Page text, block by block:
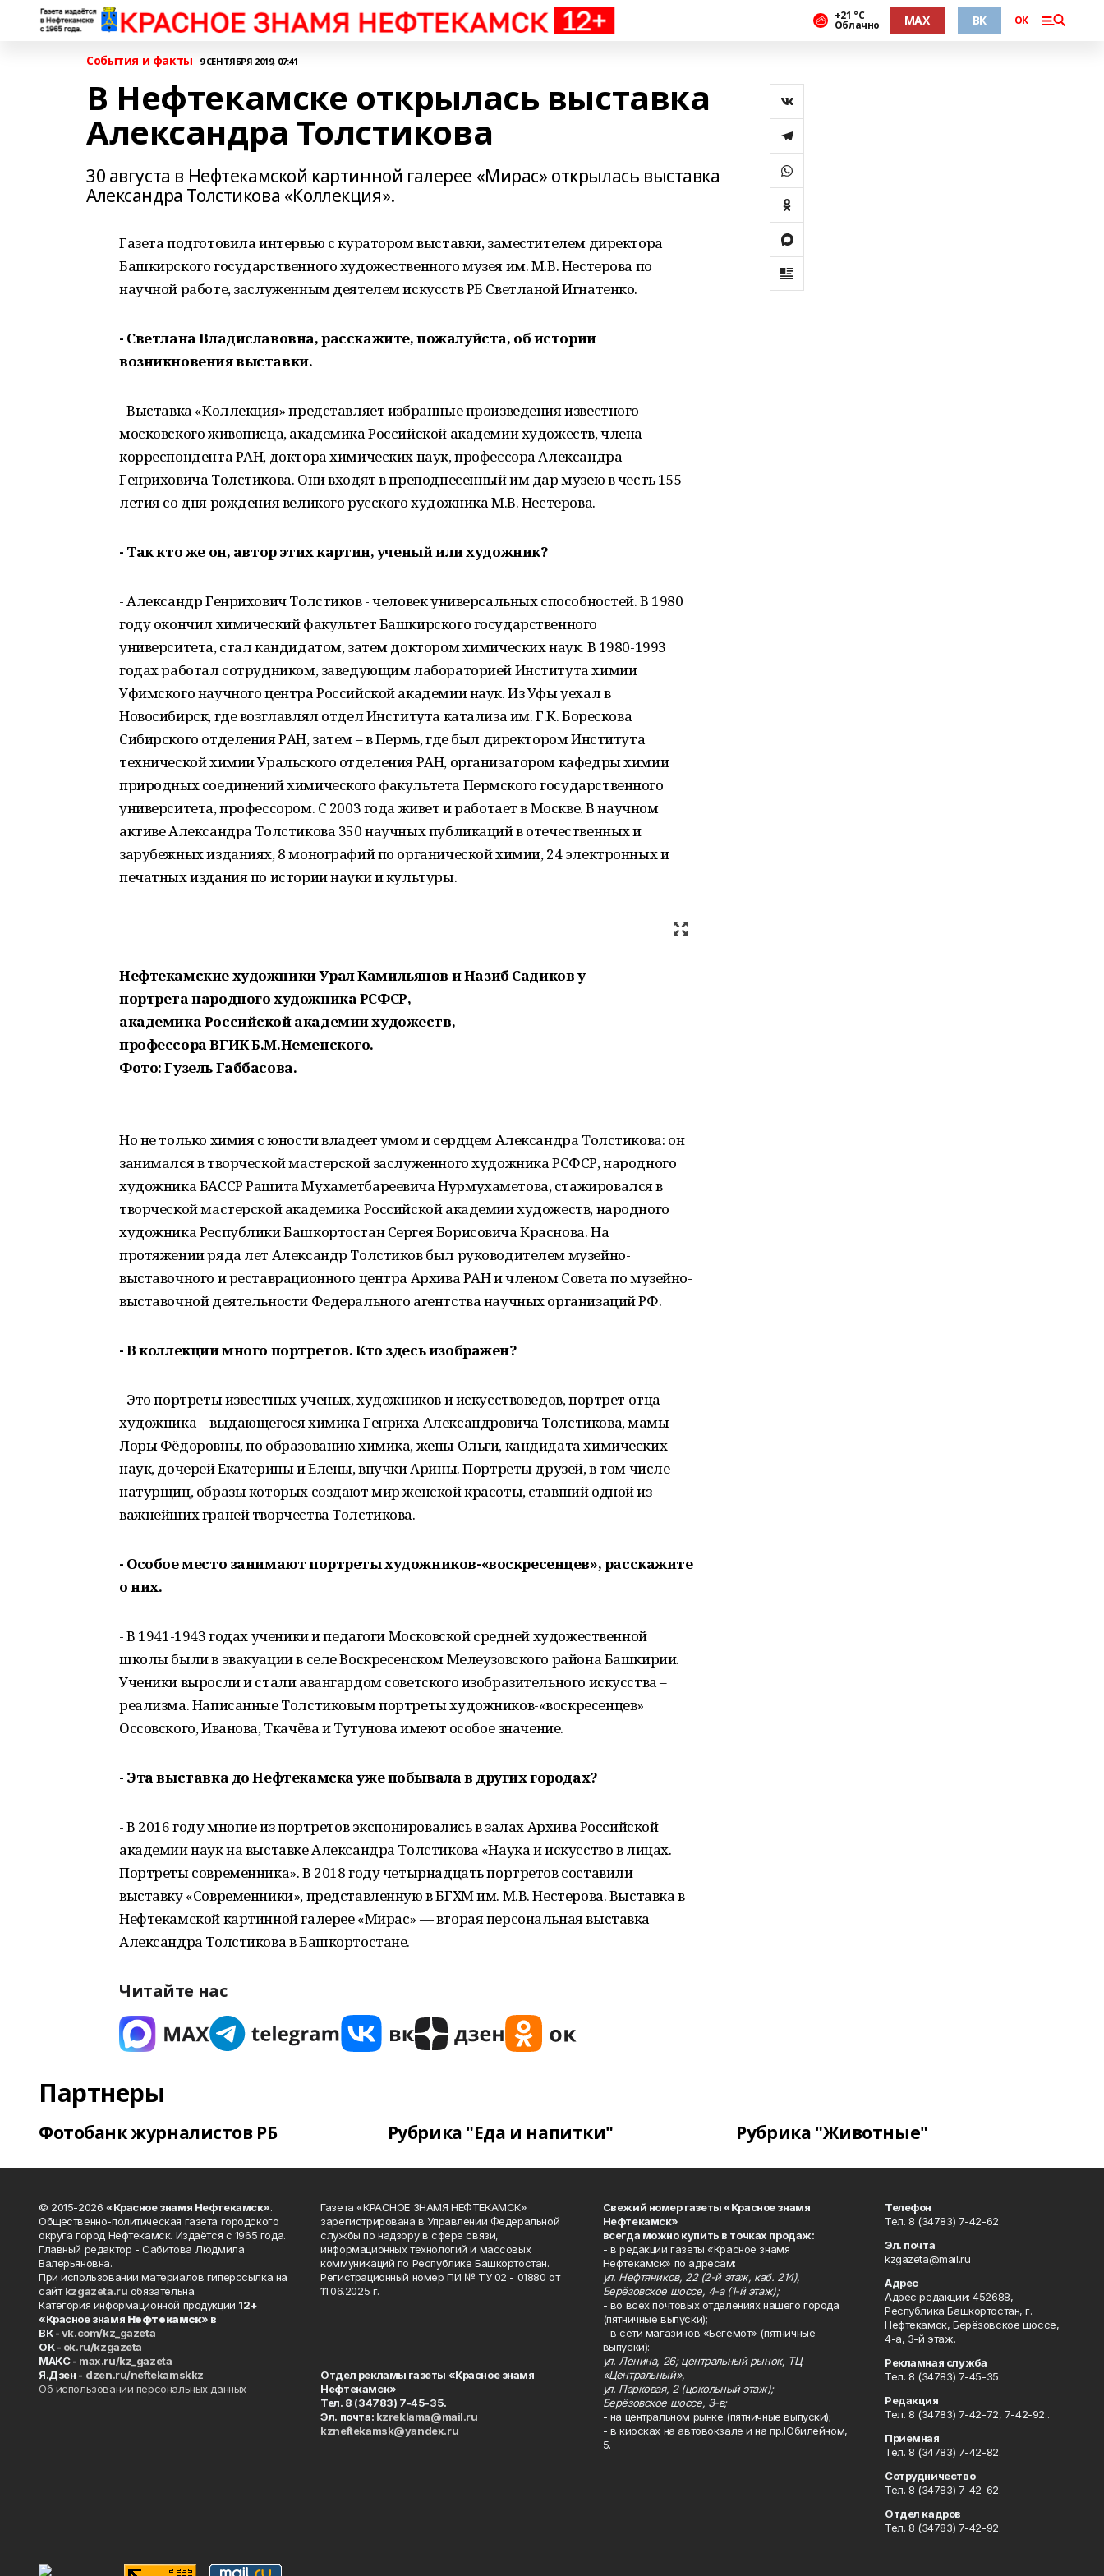
+21 °С
Облачно MAX ВК ОК
События и факты 9 СЕНТЯБРЯ 2019, 07:41
В Нефтекамске открылась выставка
Александра Толстикова
30 августа в Нефтекамской картинной галерее «Мирас» открылась выставка
Александра Толстикова «Коллекция».
Газета подготовила интервью с куратором выставки, заместителем директора
Башкирского государственного художественного музея им. М.В. Нестерова по
научной работе, заслуженным деятелем искусств РБ Светланой Игнатенко.
- Светлана Владиславовна, расскажите, пожалуйста, об истории
возникновения выставки.
- Выставка «Коллекция» представляет избранные произведения известного
московского живописца, академика Российской академии художеств, члена-
корреспондента РАН, доктора химических наук, профессора Александра
Генриховича Толстикова. Они входят в преподнесенный им дар музею в честь 155-
летия со дня рождения великого русского художника М.В. Нестерова.
- Так кто же он, автор этих картин, ученый или художник?
- Александр Генрихович Толстиков - человек универсальных способностей. В 1980
году окончил химический факультет Башкирского государственного
университета, стал кандидатом, затем доктором химических наук. В 1980-1993
годах работал сотрудником, заведующим лабораторией Института химии
Уфимского научного центра Российской академии наук. Из Уфы уехал в
Новосибирск, где возглавлял отдел Института катализа им. Г.К. Борескова
Сибирского отделения РАН, затем – в Пермь, где был директором Института
технической химии Уральского отделения РАН, организатором кафедры химии
природных соединений химического факультета Пермского государственного
университета, профессором. С 2003 года живет и работает в Москве. В научном
активе Александра Толстикова 350 научных публикаций в отечественных и
зарубежных изданиях, 8 монографий по органической химии, 24 электронных и
печатных издания по истории науки и культуры.
Нефтекамские художники Урал Камильянов и Назиб Садиков у
портрета народного художника РСФСР,
академика Российской академии художеств,
профессора ВГИК Б.М.Неменского.
Фото: Гузель Габбасова.
Но не только химия с юности владеет умом и сердцем Александра Толстикова: он
занимался в творческой мастерской заслуженного художника РСФСР, народного
художника БАССР Рашита Мухаметбареевича Нурмухаметова, стажировался в
творческой мастерской академика Российской академии художеств, народного
художника Республики Башкортостан Сергея Борисовича Краснова. На
протяжении ряда лет Александр Толстиков был руководителем музейно-
выставочного и реставрационного центра Архива РАН и членом Совета по музейно-
выставочной деятельности Федерального агентства научных организаций РФ.
- В коллекции много портретов. Кто здесь изображен?
- Это портреты известных ученых, художников и искусствоведов, портрет отца
художника – выдающегося химика Генриха Александровича Толстикова, мамы
Лоры Фёдоровны, по образованию химика, жены Ольги, кандидата химических
наук, дочерей Екатерины и Елены, внучки Арины. Портреты друзей, в том числе
натурщиц, образы которых создают мир женской красоты, ставший одной из
важнейших граней творчества Толстикова.
- Особое место занимают портреты художников-«воскресенцев», расскажите
о них.
- В 1941-1943 годах ученики и педагоги Московской средней художественной
школы были в эвакуации в селе Воскресенском Мелеузовского района Башкирии.
Ученики выросли и стали авангардом советского изобразительного искусства –
реализма. Написанные Толстиковым портреты художников-«воскресенцев»
Оссовского, Иванова, Ткачёва и Тутунова имеют особое значение.
- Эта выставка до Нефтекамска уже побывала в других городах?
- В 2016 году многие из портретов экспонировались в залах Архива Российской
академии наук на выставке Александра Толстикова «Наука и искусство в лицах.
Портреты современника». В 2018 году четырнадцать портретов составили
выставку «Современники», представленную в БГХМ им. М.В. Нестерова. Выставка в
Нефтекамской картинной галерее «Мирас» — вторая персональная выставка
Александра Толстикова в Башкортостане.
Читайте нас
Партнеры
Фотобанк журналистов РБ Рубрика "Еда и напитки" Рубрика "Животные"
© 2015-2026 «Красное знамя Нефтекамск».
Общественно-политическая газета городского
округа город Нефтекамск. Издаётся с 1965 года.
Главный редактор - Сабитова Людмила
Валерьяновна.
При использовании материалов гиперссылка на
сайтkzgazeta.ru обязательна.
Категория информационной продукции 12+
«Красное знамя Нефтекамск» в
ВК -vk.com/kz_gazeta
ОК - ok.ru/kzgazeta
MAKC - max.ru/kz_gazeta
Я.Дзен - dzen.ru/neftekamskkz
Об использовании персональных данных
Газета «КРАСНОЕ ЗНАМЯ НЕФТЕКАМСК»
зарегистрирована в Управлении Федеральной
службы по надзору в сфере связи,
информационных технологий и массовых
коммуникаций по Республике Башкортостан.
Регистрационный номер ПИ № ТУ 02 - 01880 от
11.06.2025 г.
Отдел рекламы газеты «Красное знамя
Нефтекамск»
Тел. 8 (34783) 7-45-35.
Эл. почта: kzreklama@mail.ru
kzneftekamsk@yandex.ru
Свежий номер газеты «Красное знамя
Нефтекамск»
всегда можно купить в точках продаж:
- в редакции газеты «Красное знамя
Нефтекамск» по адресам:
ул. Нефтяников, 22 (2-й этаж, каб. 214),
Берёзовское шоссе, 4-а (1-й этаж);
- во всех почтовых отделениях нашего города
(пятничные выпуски);
- в сети магазинов «Бегемот» (пятничные
выпуски):
ул. Ленина, 26; центральный рынок, ТЦ
«Центральный»,
ул. Парковая, 2 (цокольный этаж);
Берёзовское шоссе, 3-в;
- на центральном рынке (пятничные выпуски);
- в киосках на автовокзале и на пр.Юбилейном,
5.
Телефон
Тел. 8 (34783) 7-42-62.
Эл. почта
kzgazeta@mail.ru
Адрес
Адрес редакции: 452688,
Республика Башкортостан, г.
Нефтекамск, Берёзовское шоссе,
4-а, 3-й этаж.
Рекламная служба
Тел. 8 (34783) 7-45-35.
Редакция
Тел. 8 (34783) 7-42-72, 7-42-92..
Приемная
Тел. 8 (34783) 7-42-82.
Сотрудничество
Тел. 8 (34783) 7-42-62.
Отдел кадров
Тел. 8 (34783) 7-42-92.